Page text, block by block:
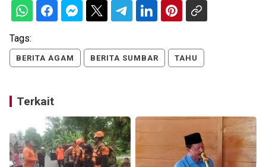
Tags:
BERITA AGAM BERITA SUMBAR TAHU
Terkait